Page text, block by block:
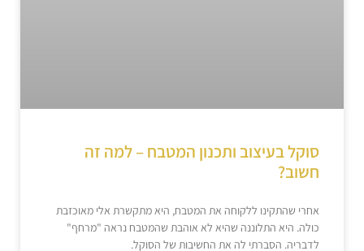
סוקל בעיצוב ותכנון המטבח – למה זה
חשוב?
אחרי שהתקינו ללקוחה את המטבח, היא מתקשרת אלי מאוכזבת
כולה. היא התלוננה שהיא לא אוהבת שהמטבח נראה "מרחף"
לדבריה. הסברתי לה את החשיבות של הסוקל.